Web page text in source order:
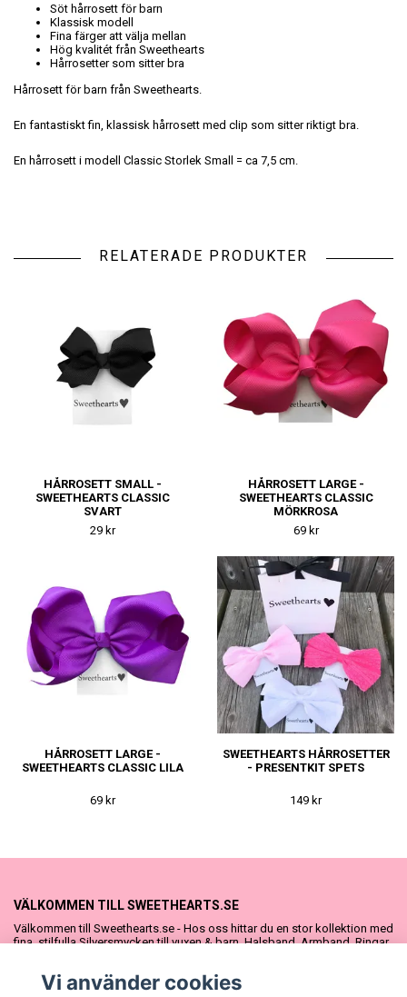
Söt hårrosett för barn
Klassisk modell
Fina färger att välja mellan
Hög kvalitét från Sweethearts
Hårrosetter som sitter bra
Hårrosett för barn från Sweethearts.
En fantastiskt fin, klassisk hårrosett med clip som sitter riktigt bra.
En hårrosett i modell Classic Storlek Small = ca 7,5 cm.
RELATERADE PRODUKTER
HÅRROSETT SMALL -
SWEETHEARTS CLASSIC
SVART
29 kr
HÅRROSETT LARGE -
SWEETHEARTS CLASSIC
MÖRKROSA
69 kr
HÅRROSETT LARGE -
SWEETHEARTS CLASSIC LILA
69 kr
SWEETHEARTS HÅRROSETTER
- PRESENTKIT SPETS
149 kr
VÄLKOMMEN TILL SWEETHEARTS.SE
Välkommen till Sweethearts.se - Hos oss hittar du en stor kollektion med
fina, stilfulla Silversmycken till vuxen & barn. Halsband, Armband, Ringar
vår söta Sweethearts kolllektion med barnsmycken, tyllkjolar &
Vi använder cookies